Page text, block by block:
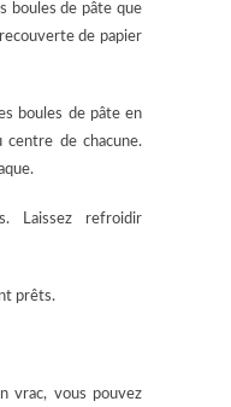
boules de pâte que
de papier
boules de pâte en
centre de chacune.
Laissez refroidir
prêts.
vrac, vous pouvez